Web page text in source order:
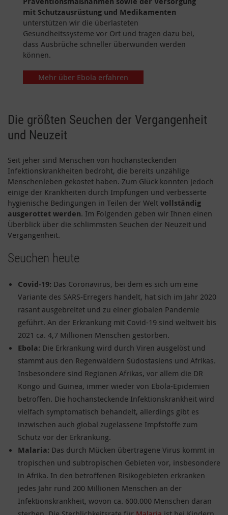
mit Schutzausrüstung und Medikamenten
unterstützen wir die überlasteten
Gesundheitssysteme vor Ort und tragen dazu bei,
dass Ausbrüche schneller überwunden werden
können.
Mehr über Ebola erfahren
Die größten Seuchen der Vergangenheit
und Neuzeit
Seit jeher sind Menschen von hochansteckenden
Infektionskrankheiten bedroht, die bereits unzählige
Menschenleben gekostet haben. Zum Glück konnten jedoch
einige der Krankheiten durch Impfungen und verbesserte
hygienische Bedingungen in Teilen der Welt vollständig
ausgerottet werden. Im Folgenden geben wir Ihnen einen
Überblick über die schlimmsten Seuchen der Neuzeit und
Vergangenheit.
Seuchen heute
Covid-19: Das Coronavirus, bei dem es sich um eine
Variante des SARS-Erregers handelt, hat sich im Jahr 2020
rasant ausgebreitet und zu einer globalen Pandemie
geführt. An der Erkrankung mit Covid-19 sind weltweit bis
2021 ca. 4,7 Millionen Menschen gestorben.
Ebola: Die Erkrankung wird durch Viren ausgelöst und
stammt aus den Regenwäldern Südostasiens und Afrikas.
Insbesondere sind Regionen Afrikas, vor allem die DR
Kongo und Guinea, immer wieder von Ebola-Epidemien
betroffen. Die hochansteckende Infektionskrankheit wird
vielfach symptomatisch behandelt, allerdings gibt es
inzwischen auch global zugelassene Impfstoffe zum
Schutz vor der Erkrankung.
Malaria: Das durch Mücken übertragene Virus kommt in
tropischen und subtropischen Gebieten vor, insbesondere
in Afrika. In den betroffenen Risikogebieten erkranken
jedes Jahr rund 200 Millionen Menschen an der
Infektionskrankheit, wovon ca. 600.000 Menschen daran